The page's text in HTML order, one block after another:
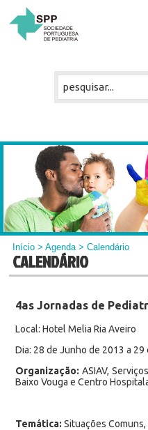
Início >Agenda> Calendário
CALENDÁRIO
4as Jornadas de
Local: Hotel Melia Ria Aveiro
Dia: 28 de Junho de 2013 a
Organização: ASIAV,
Baixo Vouga e Centro
Temática: Situações